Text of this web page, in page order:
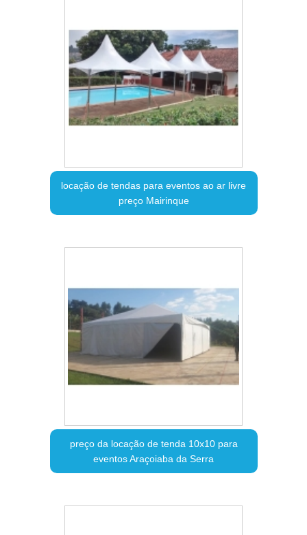
locação de tendas para eventos ao ar livre
preço Mairinque
preço da locação de tenda 10x10 para
eventos Araçoiaba da Serra